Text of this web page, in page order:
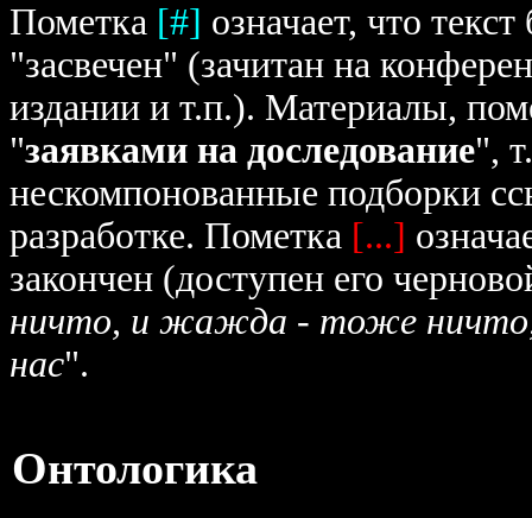
Пометка [#] означает, что
"засвечен" (зачитан на
издании и т.п.). Материалы,
"заявками на доследование",
нескомпонованные подборки
разработке. Пометка [...]
закончен (доступен его
ничто, и жажда - тоже ничто,
нас".
Онтологика